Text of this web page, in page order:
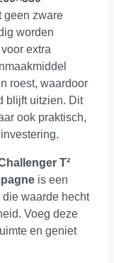
geen zware
worden
extra
roest, waardoor
blijft uitzien. Dit
ook praktisch,
T²
is een
waarde hecht
Voeg deze
en geniet